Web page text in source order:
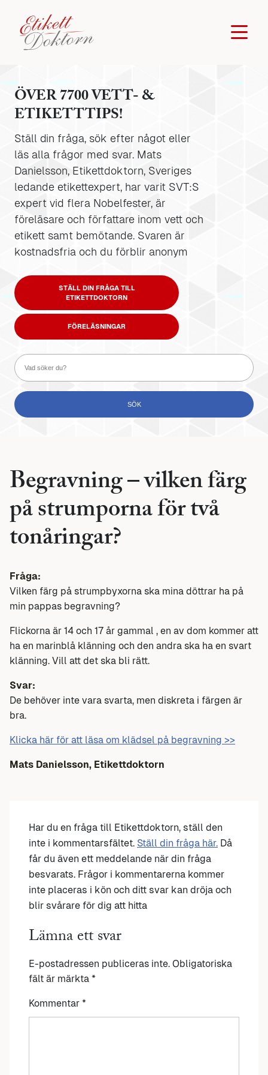
ÖVER 7700 VETT- &
ETIKETTTIPS!
Ställ din fråga, sök efter något eller
läs alla frågor med svar. Mats
Danielsson, Etikettdoktorn, Sveriges
ledande etikettexpert, har varit SVT:S
expert vid flera Nobelfester, är
föreläsare och författare inom vett och
etikett samt bemötande. Svaren är
kostnadsfria och du förblir anonym
STÄLL DIN FRÅGA TILL
ETIKETTDOKTORN
FÖRELÄSNINGAR
Begravning – vilken färg
på strumporna för två
tonåringar?
Fråga:
Vilken färg på strumpbyxorna ska mina döttrar ha på
min pappas begravning?
Flickorna är 14 och 17 år gammal , en av dom kommer att
ha en marinblå klänning och den andra ska ha en svart
klänning. Vill att det ska bli rätt.
Svar:
De behöver inte vara svarta, men diskreta i färgen är
bra.
Klicka här för att läsa om klädsel på begravning >>
Mats Danielsson, Etikettdoktorn
Har du en fråga till Etikettdoktorn, ställ den
inte i kommentarsfältet. Ställ din fråga här. Då
får du även ett meddelande när din fråga
besvarats. Frågor i kommentarerna kommer
inte placeras i kön och ditt svar kan dröja och
blir svårare för dig att hitta
Lämna ett svar
E-postadressen publiceras inte. Obligatoriska
fält är märkta *
Kommentar *